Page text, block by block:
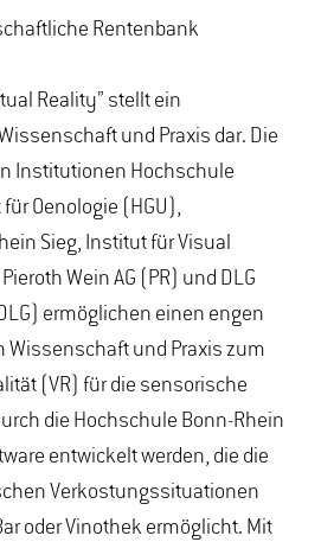
Rentenbank
Reality” stellt ein
und Praxis dar. Die
Institutionen Hochschule
Oenologie (HGU),
Sieg, Institut für Visual
Wein AG (PR) und DLG
ermöglichen einen engen
Wissenschaft und Praxis zum
(VR) für die sensorische
die Hochschule Bonn-Rhein
entwickelt werden, die die
Verkostungssituationen
oder Vinothek ermöglicht. Mit